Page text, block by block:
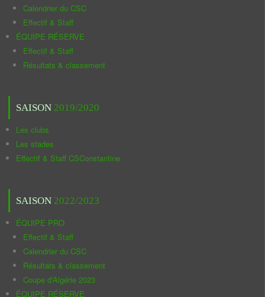
Calendrier du CSC
Effectif & Staff
ÉQUIPE RÉSERVE
Effectif & Staff
Résultats & classement
SAISON 2019/2020
Les clubs
Les stades
Effectif & Staff CSConstantine
SAISON 2022/2023
ÉQUIPE PRO
Effectif & Staff
Calendrier du CSC
Résultats & classement
Coupe d'Algérie 2023
ÉQUIPE RÉSERVE